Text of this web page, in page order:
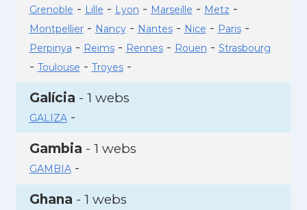
Grenoble - Lille - Lyon - Marseille - Metz -
Montpellier- Nancy- Nantes- Nice - Paris-
Perpinya - Reims- Rennes- Rouen - Strasbourg
- Toulouse - Troyes-
Galícia - 1 webs
GALIZA-
Gambia - 1 webs
GAMBIA-
Ghana - 1 webs